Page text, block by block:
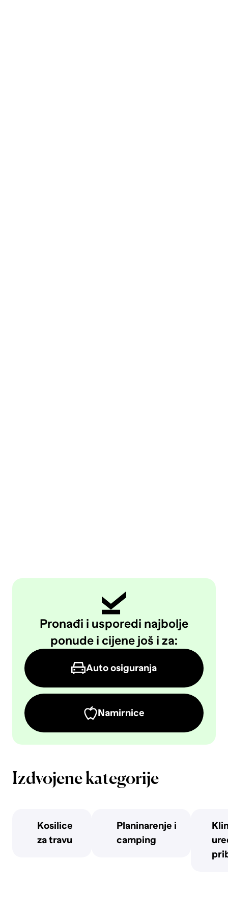
Pronađi i usporedi najbolje
ponude i cijene još i za:
Auto osiguranja
Namirnice
Izdvojene kategorije
Kosilice
za travu
Planinarenje i
camping